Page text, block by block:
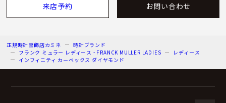
来店予約 お問い合わせ
正規時計宝飾店カミネ
時計ブランド
フランク ミュラー レディース - FRANCK MULLER LADIES
レディース
インフィニティ カーベックス ダイヤモンド